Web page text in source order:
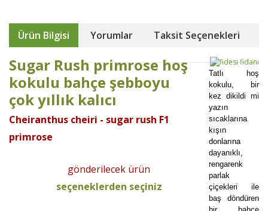
Ürün Bilgisi Yorumlar Taksit Seçenekleri
Sugar Rush primrose hoş
kokulu bahçe şebboyu
çok yıllık kalıcı
Cheiranthus cheiri - sugar rush F1
primrose
gönderilecek ürün
seçeneklerden seçiniz
Tatlı hoş
kokulu, bir
kez dikildi mi
yazın
sıcaklarına
kışın
donlarına
dayanıklı,
rengarenk
parlak
çiçekleri ile
baş döndüren